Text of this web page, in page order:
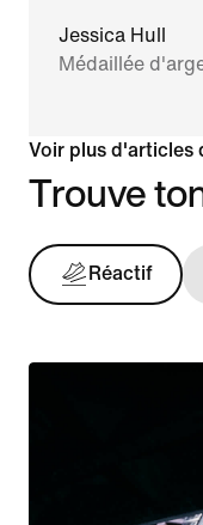
Jessica Hull
Médaillée
Voir plus d'articles
Trouve
Réactif